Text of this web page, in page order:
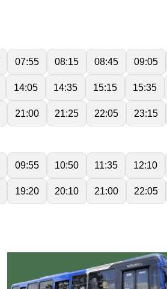
07:55 08:15 08:45 09:05
14:05 14:35 15:15 15:35
21:00 21:25 22:05 23:15
09:55 10:50 11:35 12:10
19:20 20:10 21:00 22:05